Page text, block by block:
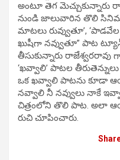
అంటూ తెగ మెచ్చుకున్నారు
నుండి జాలువారిన తొలి
మాటలు రువ్వుతూ’,
ఖుషీగా నవ్వుతూ” పాట
తీసుకున్నారు
‘ఖవ్వాలి’ పాటల
ఒక ఖవ్వాలి పాటను కూడా
నవ్వాలి నీ నవ్వులు నాకే
చిత్రంలోని తొలి పాట. అలా
రుచి చూపించారు.